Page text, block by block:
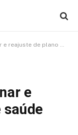
de saúde mantém em 10%
e
saúde